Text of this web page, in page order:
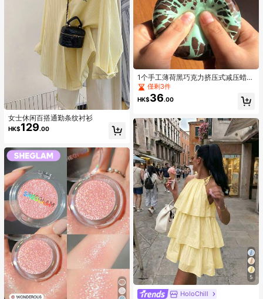
女士休闲百搭通勤条纹衬衫
HK$129.00
1个手工薄荷黑巧克力挤压式减压蜡
球，挤压时口感酥脆，男女皆宜，是
派对礼品或礼物的完美之选，适合14
岁以上人群的解压玩具，节日、生
僅剩3件
HK$36.00
5
HoloChill